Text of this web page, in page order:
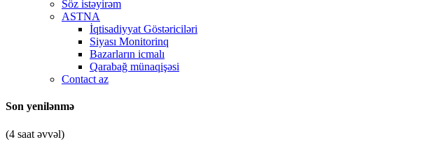
Söz istəyirəm
ASTNA
İqtisadiyyat Göstəriciləri
Siyası Monitorinq
Bazarların icmalı
Qarabağ münaqişəsi
Contact az
Son yenilənmə
(4 saat əvvəl)